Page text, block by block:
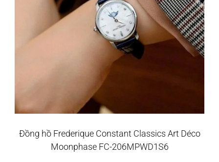
Đồng hồ Frederique Constant Classics Art Déco
Moonphase FC-206MPWD1S6